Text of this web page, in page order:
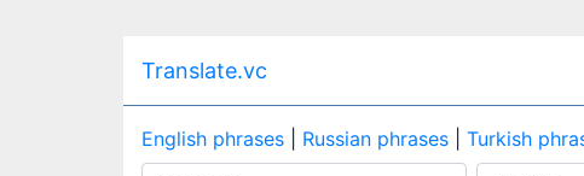
Translate.vc
English phrases Russian phrases
Turkish